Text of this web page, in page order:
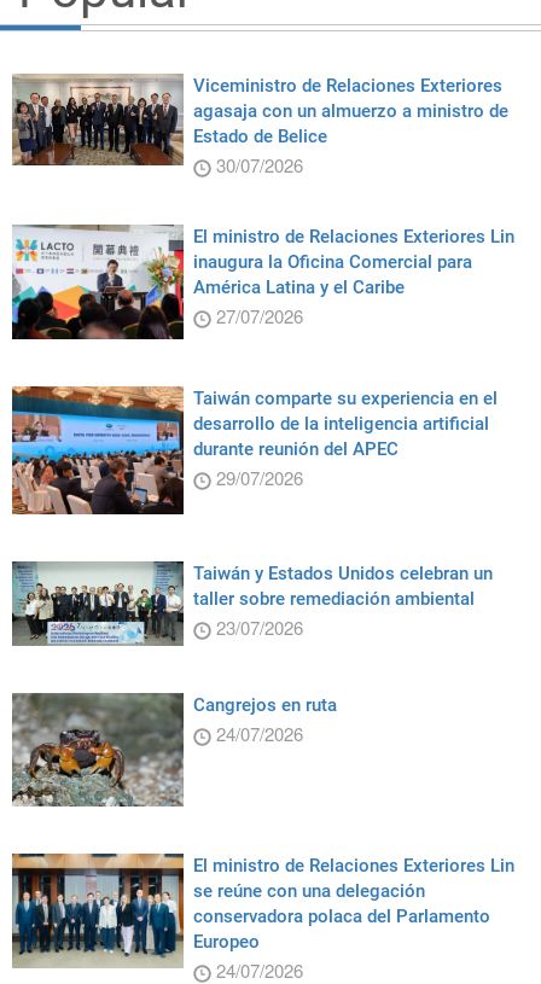
Viceministro de Relaciones Exteriores
agasaja con un almuerzo a ministro de
Estado de Belice
30/07/2026
El ministro de Relaciones Exteriores Lin
inaugura la Oficina Comercial para
América Latina y el Caribe
27/07/2026
Taiwán comparte su experiencia en el
desarrollo de la inteligencia artificial
durante reunión del APEC
29/07/2026
Taiwán y Estados Unidos celebran un
taller sobre remediación ambiental
23/07/2026
Cangrejos en ruta
24/07/2026
El ministro de Relaciones Exteriores Lin
se reúne con una delegación
conservadora polaca del Parlamento
Europeo
24/07/2026